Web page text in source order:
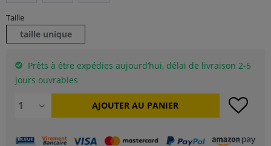
Taille
taille unique
Prêts à être expédies aujourd’hui, délai de livraison 2-5
jours ouvrables
AJOUTER AU PANIER